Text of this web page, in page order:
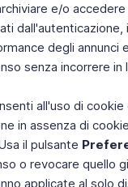
e/o
degli
senza incorrere
all'uso di
in assenza di
il pulsante
o revocare quello
applicate al solo